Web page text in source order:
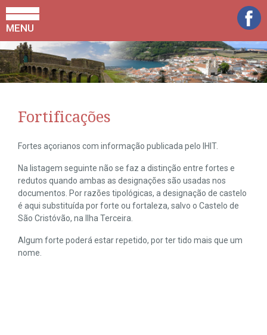
MENU
Fortificações
Fortes açorianos com informação publicada pelo IHIT.
Na listagem seguinte não se faz a distinção entre fortes e
redutos quando ambas as designações são usadas nos
documentos. Por razões tipológicas, a designação de castelo
é aqui substituída por forte ou fortaleza, salvo o Castelo de
São Cristóvão, na Ilha Terceira.
Algum forte poderá estar repetido, por ter tido mais que um
nome.